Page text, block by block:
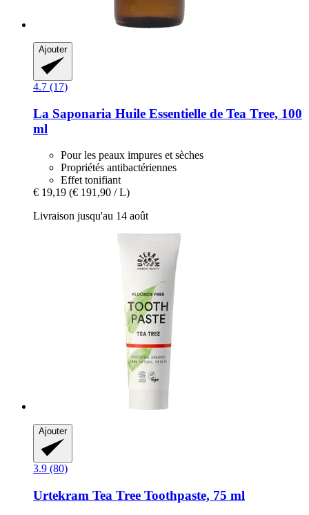
Ajouter
4.7 (17)
La Saponaria Huile Essentielle de Tea Tree, 100
ml
Pour les peaux impures et sèches
Propriétés antibactériennes
Effet tonifiant
€ 19,19 (€ 191,90 / L)
Livraison jusqu'au 14 août
Ajouter
3.9 (80)
Urtekram Tea Tree Toothpaste, 75 ml